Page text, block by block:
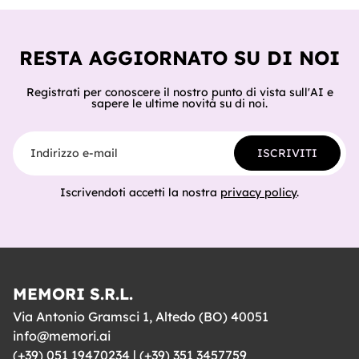
del catalogo, cosa ci hanno già costruito tester e clienti,
RESTA AGGIORNATO SU DI NOI
Registrati per conoscere il nostro punto di vista sull'AI e
sapere le ultime novità su di noi.
Indirizzo e-mail
ISCRIVITI
Iscrivendoti accetti la nostra privacy policy.
MEMORI S.R.L.
Via Antonio Gramsci 1, Altedo (BO) 40051
info@memori.ai
(+39) 051 19470234 | (+39) 351 3457759